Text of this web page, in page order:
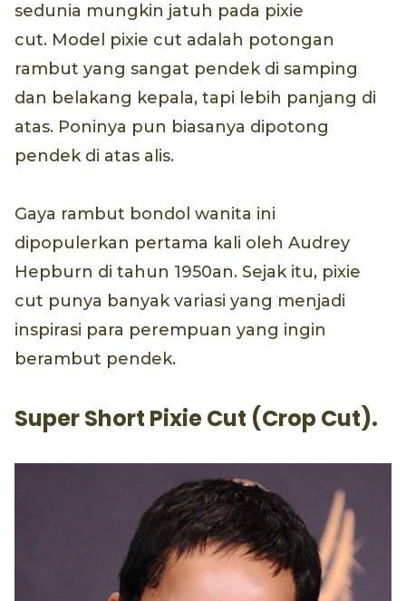
sedunia mungkin jatuh pada pixie
cut. Model pixie cut adalah potongan
rambut yang sangat pendek di samping
dan belakang kepala, tapi lebih panjang di
atas. Poninya pun biasanya dipotong
pendek di atas alis.
Gaya rambut bondol wanita ini
dipopulerkan pertama kali oleh Audrey
Hepburn di tahun 1950an. Sejak itu, pixie
cut punya banyak variasi yang menjadi
inspirasi para perempuan yang ingin
berambut pendek.
Super Short Pixie Cut (Crop Cut).